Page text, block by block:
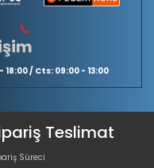
/ Cts: 09:00 - 13:00
Teslimat
Süreci